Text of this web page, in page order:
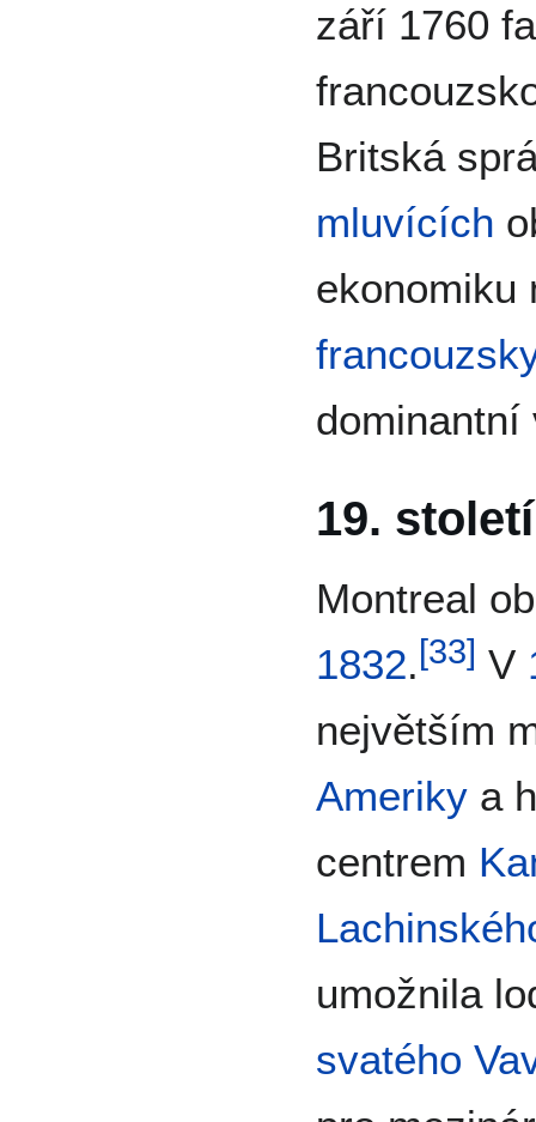
září 1760
Britská
mluvících
ekonomiku
dominantní
19.
Montreal
1832.[33] V
největším
Ameriky a
centrem
umožnila
svatého